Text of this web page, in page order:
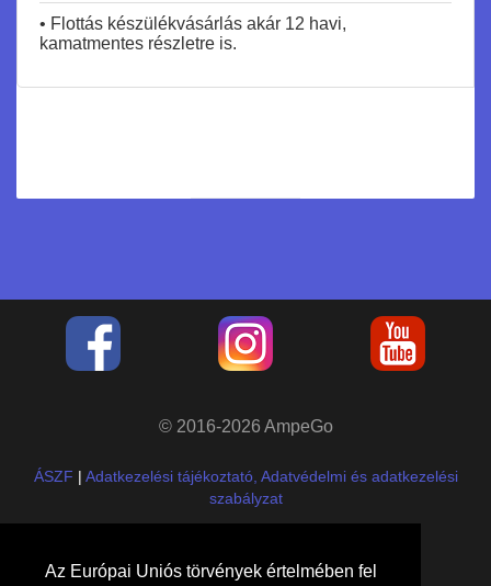
Az Európai Uniós törvények értelmében fel
• Flottás készülékvásárlás akár 12 havi,
kamatmentes részletre is.
© 2016-2026 AmpeGo
ÁSZF | Adatkezelési tájékoztató, Adatvédelmi és adatkezelési
szabályzat